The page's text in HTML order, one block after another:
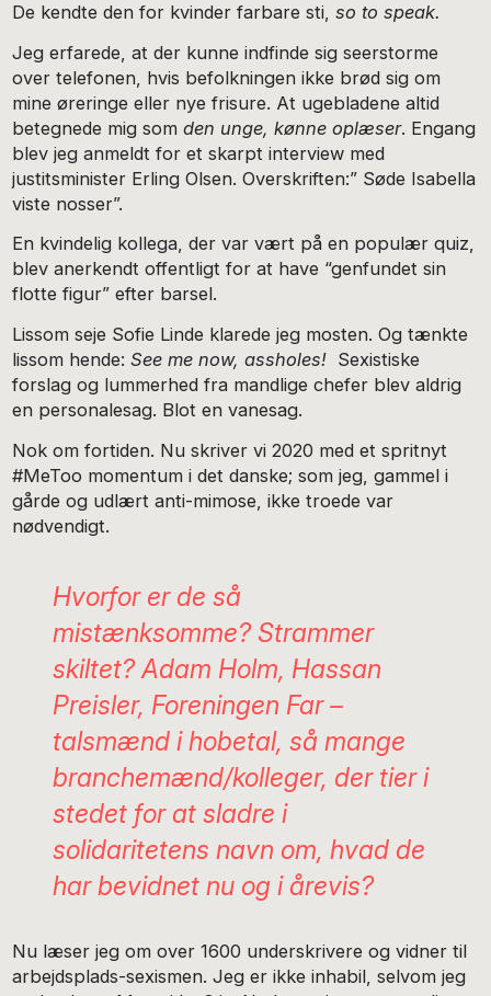
De kendte den for kvinder farbare sti,so to speak.
Jeg erfarede, at der kunne indfinde sig seerstorme
over telefonen, hvis befolkningen ikke brød sig om
mine øreringe eller nye frisure. At ugebladene altid
betegnede mig somden unge, kønne oplæser. Engang
blev jeg anmeldt for et skarpt interview med
justitsminister Erling Olsen. Overskriften:” Søde Isabella
viste nosser”.
En kvindelig kollega, der var vært på en populær quiz,
blev anerkendt offentligt for at have “genfundet sin
flotte figur” efter barsel.
Lissom seje Sofie Linde klarede jeg mosten. Og tænkte
lissom hende:See me now, assholes! Sexistiske
forslag og lummerhed fra mandlige chefer blev aldrig
en personalesag. Blot en vanesag.
Nok om fortiden. Nu skriver vi 2020 med et spritnyt
#MeToo momentum i det danske; som jeg, gammel i
gårde og udlært anti-mimose, ikke troede var
nødvendigt.
Hvorfor er de så
mistænksomme? Strammer
skiltet? Adam Holm, Hassan
Preisler, Foreningen Far –
talsmænd i hobetal, så mange
branchemænd/kolleger, der tier i
stedet for at sladre i
solidaritetens navn om, hvad de
har bevidnet nu og i årevis?
Nu læser jeg om over 1600 underskrivere og vidner til
arbejdsplads-sexismen. Jeg er ikke inhabil, selvom jeg